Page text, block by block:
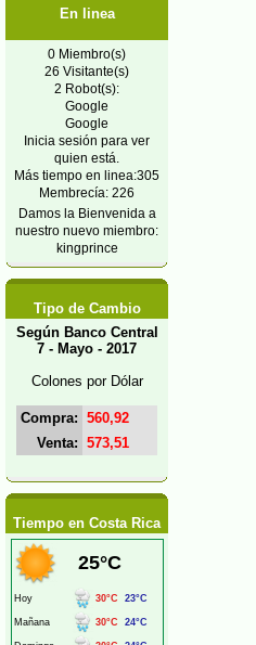
En linea
0 Miembro(s)
26 Visitante(s)
2 Robot(s):
Google
Google
Inicia sesión para ver
quien está.
Más tiempo en linea:305
Membrecía: 226
Damos la Bienvenida a
nuestro nuevo miembro:
kingprince
Tipo de Cambio
Según Banco Central
7 - Mayo - 2017
Colones por Dólar
Compra: 560,92
Venta: 573,51
Tiempo en Costa Rica